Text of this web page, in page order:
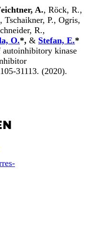
A., Röck, R.,
P., Ogris,
R.,
O.*, & Stefan, E.*
kinase
31113. (2020).